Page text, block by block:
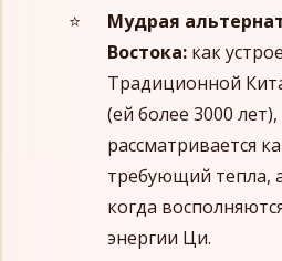
Мудрая
Востока: как
Традиционной
(ей более 3000
рассматривается
требующий тепла,
когда
энергии Ци.